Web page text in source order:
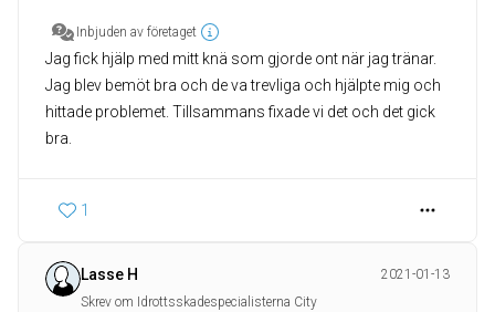
Inbjuden av företaget
Jag fick hjälp med mitt knä som gjorde ont när jag tränar.
Jag blev bemöt bra och de va trevliga och hjälpte mig och
hittade problemet. Tillsammans fixade vi det och det gick
bra.
1
Lasse H
2021-01-13
Skrev om Idrottsskadespecialisterna City